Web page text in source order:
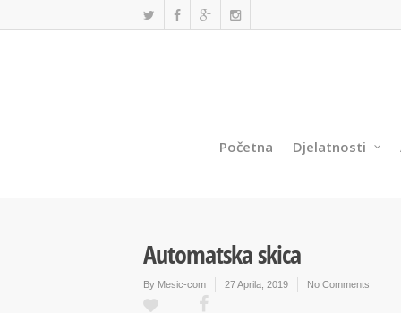
Početna Djelatnosti
Automatska skica
By Mesic-com 27 Aprila, 2019 No Comments